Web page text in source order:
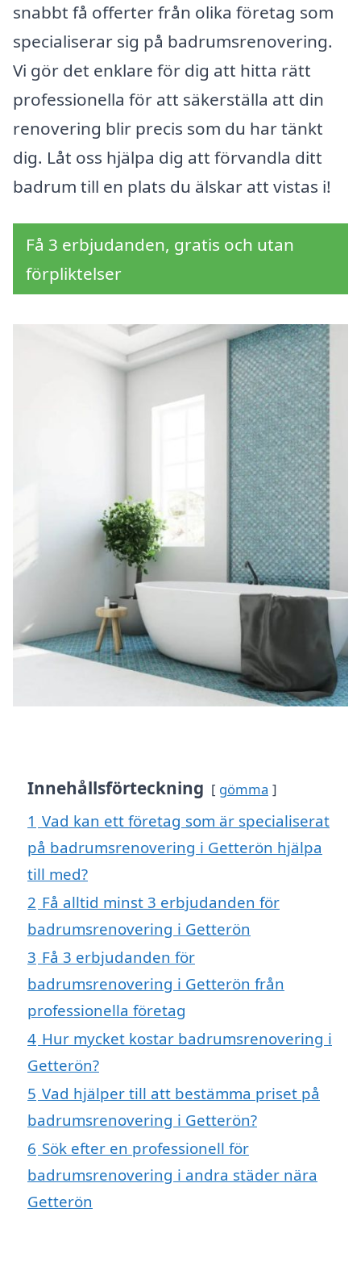
snabbt få offerter från olika företag som
specialiserar sig på badrumsrenovering.
Vi gör det enklare för dig att hitta rätt
professionella för att säkerställa att din
renovering blir precis som du har tänkt
dig. Låt oss hjälpa dig att förvandla ditt
badrum till en plats du älskar att vistas i!
Få 3 erbjudanden, gratis och utan
förpliktelser
Innehållsförteckning gömma
1 Vad kan ett företag som är specialiserat
på badrumsrenovering i Getterön hjälpa
till med?
2 Få alltid minst 3 erbjudanden för
badrumsrenovering i Getterön
3 Få 3 erbjudanden för
badrumsrenovering i Getterön från
professionella företag
4 Hur mycket kostar badrumsrenovering i
Getterön?
5 Vad hjälper till att bestämma priset på
badrumsrenovering i Getterön?
6 Sök efter en professionell för
badrumsrenovering i andra städer nära
Getterön